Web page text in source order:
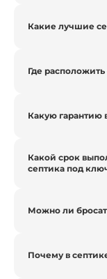
Какие лучшие
Где расположить
Какую гарантию
Какой срок
септика под
Можно ли
Почему в